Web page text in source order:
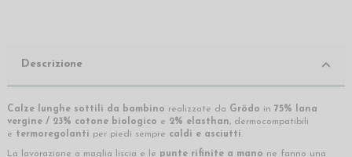
Descrizione
Calze lunghe sottili da bambino realizzate da Grödo in 75% lana
vergine / 23% cotone biologico e 2% elasthan, dermocompatibili
e termoregolanti per piedi sempre caldi e asciutti.
La lavorazione a maglia liscia e le punte rifinite a mano ne fanno una